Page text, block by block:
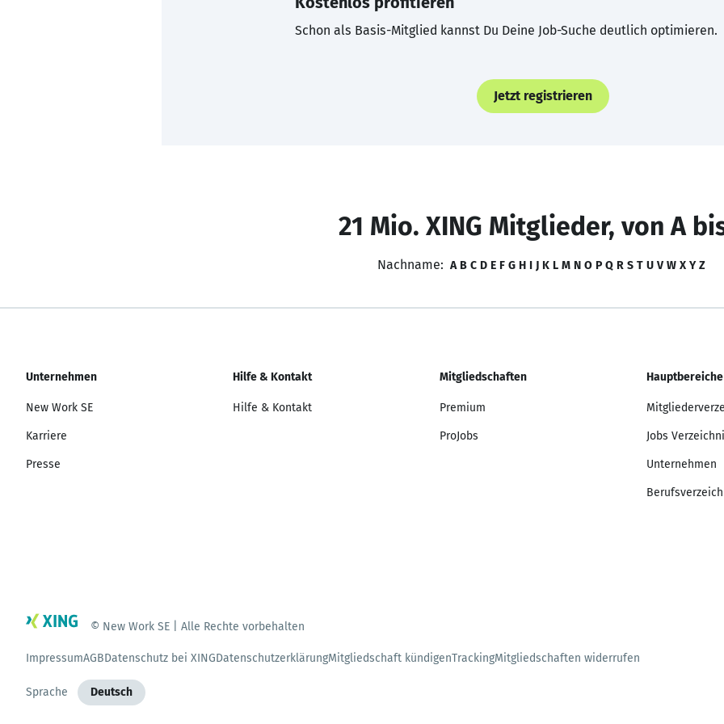
Schon als Basis-Mitglied kannst Du Deine Job-Suche deutlich optimieren.
Jetzt registrieren
21 Mio. XING Mitglieder, von A
Nachname: A B C D E F G H I J K L M N O P Q R S T U V W X Y Z
Unternehmen
New Work SE
Karriere
Presse
Hilfe & Kontakt
Hilfe & Kontakt
Mitgliedschaften
Premium
ProJobs
Hauptbereiche
Jobs
Unternehmen
© New Work SE | Alle Rechte vorbehalten
ImpressumAGBDatenschutz bei XINGDatenschutzerklärungMitgliedschaft kündigenTrackingMitgliedschaften widerrufen
Sprache Deutsch